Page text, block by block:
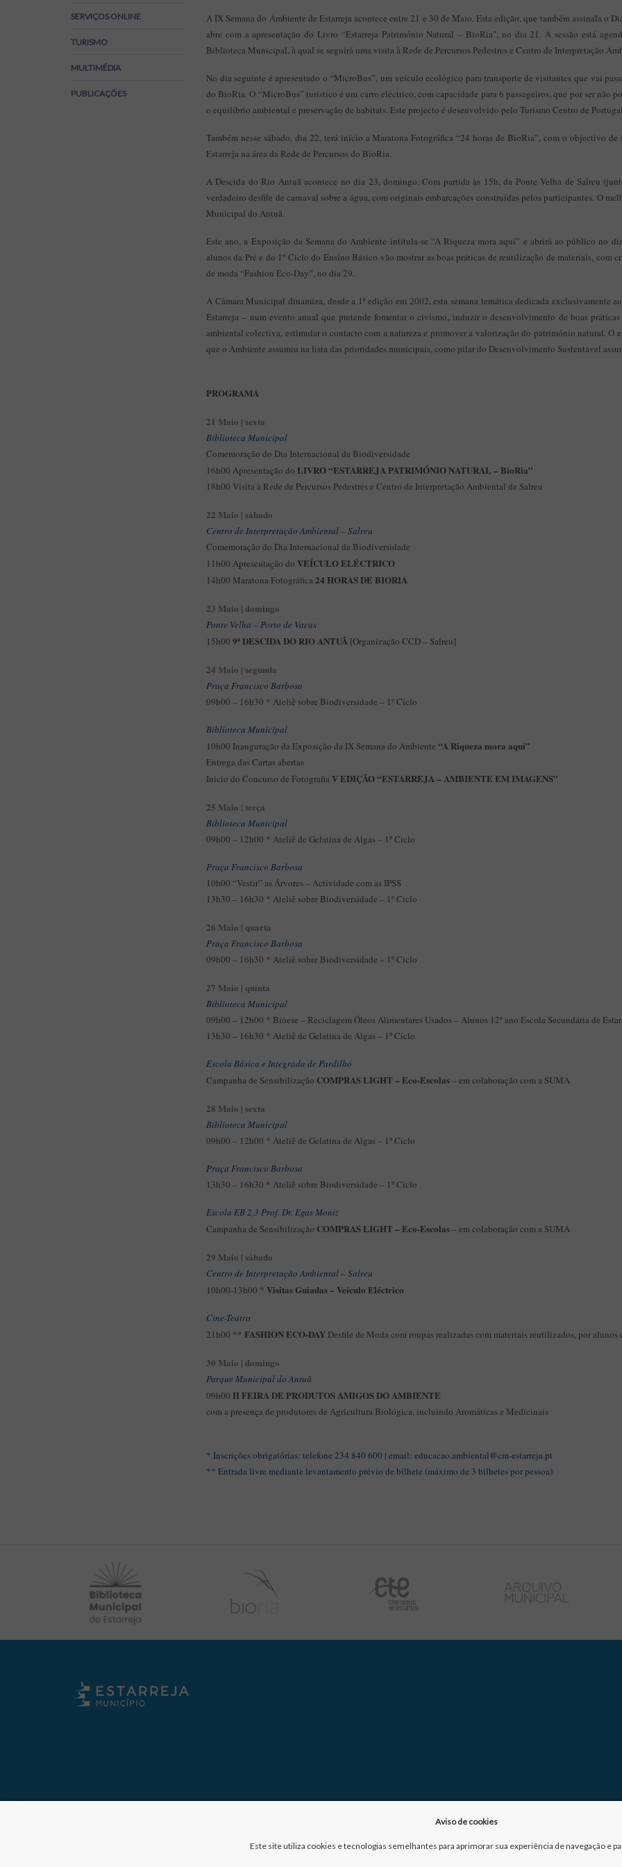
SERVIÇOS ONLINE
TURISMO
MULTIMÉDIA
PUBLICAÇÕES
A IX Semana do Ambiente de Estarreja acontece entre 21 e 30 de Maio. Esta edição, que também assinala o
abre com a apresentação do Livro “Estarreja Património Natural – BioRia", no dia 21. A sessão está
Biblioteca Municipal, à qual se seguirá uma visita à Rede de Percursos Pedestres e Centro de Interpretação
No dia seguinte é apresentado o “MicroBus”, um veículo ecológico para transporte de visitantes que vai
do BioRia. O “MicroBus” turístico é um carro eléctrico, com capacidade para 6 passageiros, que por ser não
o equilíbrio ambiental e preservação de habitats. Este projecto é desenvolvido pelo Turismo Centro de
Também nesse sábado, dia 22, terá início a Maratona Fotográfica “24 horas de BioRia”, com o objectivo
Estarreja na área da Rede de Percursos do BioRia.
A Descida do Rio Antuã acontece no dia 23, domingo. Com partida às 15h, da Ponte Velha de Salreu
verdadeiro desfile de carnaval sobre a água, com originais embarcações construídas pelos participantes. O
Municipal do Antuã.
Este ano, a Exposição da Semana do Ambiente intitula-se “A Riqueza mora aqui” e abrirá ao público no
alunos da Pré e do 1º Ciclo do Ensino Básico vão mostrar as boas práticas de reutilização de materiais, com
de moda “Fashion Eco-Day”, no dia 29.
A Câmara Municipal dinamiza, desde a 1ª edição em 2002, esta semana temática dedicada exclusivamente
Estarreja – num evento anual que pretende fomentar o civismo, induzir o desenvolvimento de boas
ambiental colectiva, estimular o contacto com a natureza e promover a valorização do património natural. O
que o Ambiente assumiu na lista das prioridades municipais, como pilar do Desenvolvimento Sustentável
PROGRAMA
21 Maio | sexta
Biblioteca Municipal
Comemoração do Dia Internacional da Biodiversidade
16h00 Apresentação do LIVRO “ESTARREJA PATRIMÓNIO NATURAL – BioRia”
18h00 Visita à Rede de Percursos Pedestres e Centro de Interpretação Ambiental de Salreu
22 Maio | sábado
Centro de Interpretação Ambiental – Salreu
Comemoração do Dia Internacional da Biodiversidade
11h00 Apresentação do VEÍCULO ELÉCTRICO
14h00 Maratona Fotográfica 24 HORAS DE BIORIA
23 Maio | domingo
Ponte Velha – Porto de Vacas
15h00 9ª DESCIDA DO RIO ANTUÃ [Organização CCD – Salreu]
24 Maio | segunda
Praça Francisco Barbosa
09h00 – 16h30 * Ateliê sobre Biodiversidade – 1º Ciclo
Biblioteca Municipal
10h00 Inauguração da Exposição da IX Semana do Ambiente “A Riqueza mora aqui”
Entrega das Cartas abertas
Inicio do Concurso de Fotografia V EDIÇÃO “ESTARREJA – AMBIENTE EM IMAGENS”
25 Maio | terça
Biblioteca Municipal
09h00 – 12h00 * Ateliê de Gelatina de Algas – 1º Ciclo
Praça Francisco Barbosa
10h00 “Vestir” as Árvores – Actividade com as IPSS
13h30 – 16h30 * Ateliê sobre Biodiversidade – 1º Ciclo
26 Maio | quarta
Praça Francisco Barbosa
09h00 – 16h30 * Ateliê sobre Biodiversidade – 1º Ciclo
27 Maio | quinta
Biblioteca Municipal
09h00 – 12h00 * Bioese – Reciclagem Óleos Alimentares Usados – Alunos 12º ano Escola Secundária de
13h30 – 16h30 * Ateliê de Gelatina de Algas – 1º Ciclo
Escola Básica e Integrada de Pardilhó
Campanha de Sensibilização COMPRAS LIGHT – Eco-Escolas– em colaboração com a SUMA
28 Maio | sexta
Biblioteca Municipal
09h00 – 12h00 * Ateliê de Gelatina de Algas – 1º Ciclo
Praça Francisco Barbosa
13h30 – 16h30 * Ateliê sobre Biodiversidade – 1º Ciclo
Escola EB 2,3 Prof. Dr. Egas Moniz
Campanha de Sensibilização COMPRAS LIGHT – Eco-Escolas– em colaboração com a SUMA
29 Maio | sábado
Centro de Interpretação Ambiental – Salreu
10h00-13h00 * Visitas Guiadas – Veículo Eléctrico
Cine-Teatro
21h00 ** FASHION ECO-DAY Desfile de Moda com roupas realizadas com materiais reutilizados, por alunos
30 Maio | domingo
Parque Municipal do Antuã
09h00 II FEIRA DE PRODUTOS AMIGOS DO AMBIENTE
com a presença de produtores de Agricultura Biológica, incluindo Aromáticas e Medicinais
* Inscrições obrigatórias: telefone 234 840 600 | email: educacao.ambiental@cm-estarreja.pt
** Entrada livre mediante levantamento prévio de bilhete (máximo de 3 bilhetes por pessoa)
Aviso de cookies
Este site utiliza cookies e tecnologias semelhantes para aprimorar sua experiência de navegação e